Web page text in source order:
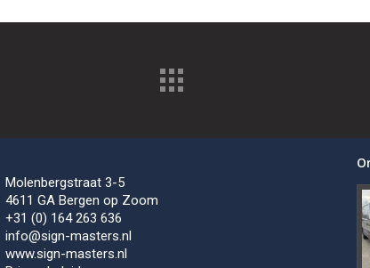
Molenbergstraat 3-5
4611 GA Bergen op Zoom
+31 (0) 164 263 636
info@sign-masters.nl
www.sign-masters.nl